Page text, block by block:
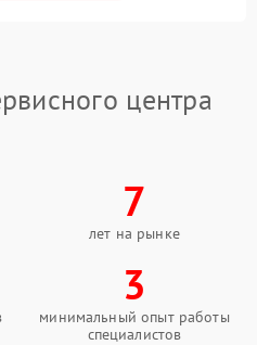
центра
7
лет на рынке
3
минимальный опыт работы
специалистов